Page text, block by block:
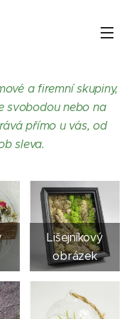
a firemní skupiny,
svobodou nebo na
přímo u vás, od
sleva.
Lišejníkový
obrázek